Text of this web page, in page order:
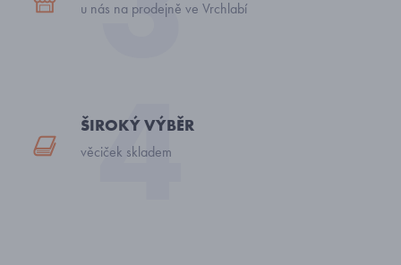
u nás na prodejně ve Vrchlabí
ŠIROKÝ VÝBĚR
věciček skladem